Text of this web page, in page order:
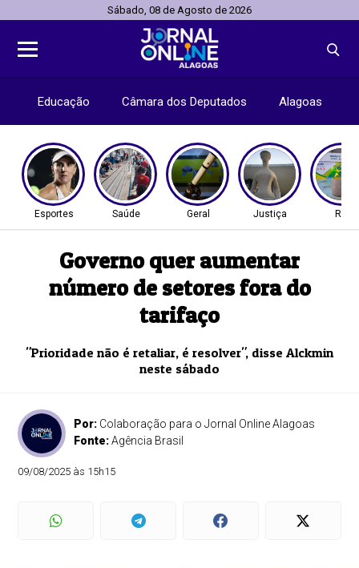
Sábado, 08 de Agosto de 2026
Educação Câmara dos Deputados Alagoas
Esportes Saúde Geral Justiça Rio
Governo quer aumentar
número de setores fora do
tarifaço
"Prioridade não é retaliar, é resolver", disse Alckmin
neste sábado
Por: Colaboração para o Jornal Online Alagoas
Fonte:Agência Brasil
09/08/2025 às 15h15